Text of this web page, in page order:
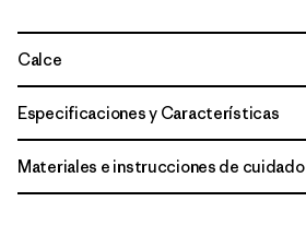
Calce
Especificaciones y Características
Materiales e instrucciones de cuidado